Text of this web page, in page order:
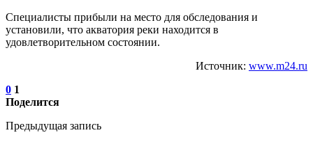
Специалисты прибыли на место для обследования и
установили, что акватория реки находится в
удовлетворительном состоянии.
Источник: www.m24.ru
0 1
Поделится
Предыдущая запись